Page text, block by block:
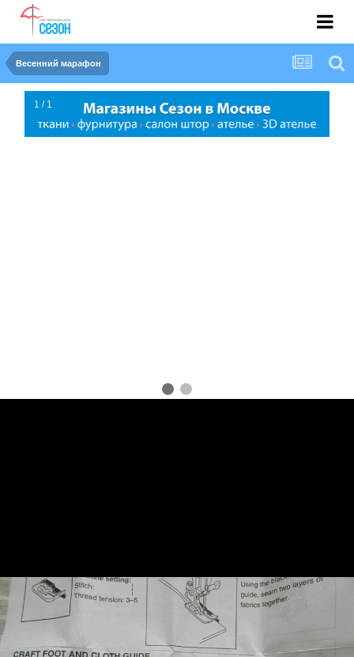
Весенний марафон
1 / 1